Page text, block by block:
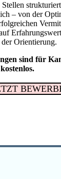
– von der
Orientierung.
sind für